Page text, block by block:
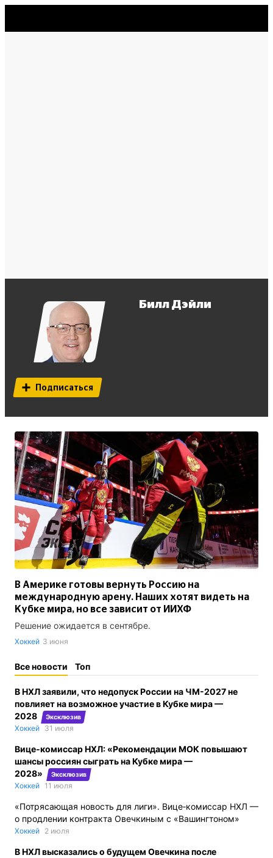
Билл Дэйли
Подписаться
В Америке готовы вернуть Россию на
международную арену. Наших хотят видеть на
Кубке мира, но все зависит от ИИХФ
Решение ожидается в сентябре.
Хоккей 3 июня
Все новости Топ
В НХЛ заявили, что недопуск России на ЧМ-2027 не
повлияет на возможное участие в Кубке мира —
2028
Эксклюзив
Хоккей 31 июля
Вице‑комиссар НХЛ: «Рекомендации МОК повышают
шансы россиян сыграть на Кубке мира —
2028»
Эксклюзив
Хоккей 11 июля
«Потрясающая новость для лиги». Вице‑комиссар НХЛ —
о продлении контракта Овечкиным с «Вашингтоном»
Хоккей 2 июля
В НХЛ высказались о будущем Овечкина после